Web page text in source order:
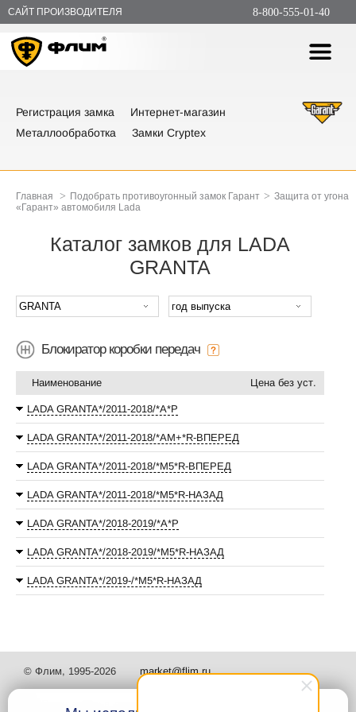
САЙТ ПРОИЗВОДИТЕЛЯ 8-800-555-01-40
Регистрация замка
Интернет-магазин
Металлообработка
Замки Cryptex
Главная > Подобрать противоугонный замок Гарант > Защита от угона
«Гарант» автомобиля Lada
Каталог замков для LADA
GRANTA
Блокиратор коробки передач
Наименование Цена без уст.
LADA GRANTA*/2011-2018/*А*P
LADA GRANTA*/2011-2018/*АМ+*R-ВПЕРЕД
LADA GRANTA*/2011-2018/*М5*R-ВПЕРЕД
LADA GRANTA*/2011-2018/*М5*R-НАЗАД
LADA GRANTA*/2018-2019/*А*P
LADA GRANTA*/2018-2019/*М5*R-НАЗАД
LADA GRANTA*/2019-/*М5*R-НАЗАД
© Флим, 1995-2026 market@flim.ru